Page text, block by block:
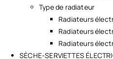
Type de radiateur
Radiateurs
Radiateurs
Radiateurs
SÈCHE-SERVIETTES